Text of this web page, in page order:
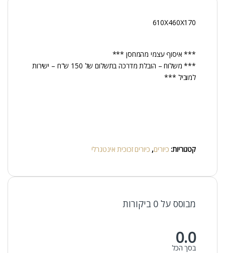
610X460X170
*** איסוף עצמי מהמחסן ***
*** משלוח – הובלת מדרכה בתשלום של 150 ש"ח – ישירות
למוביל ***
קטגוריות: כיורים, כיורים זכוכית אינטגרלי
מבוסס על 0 ביקורות
0.0
בסך הכל